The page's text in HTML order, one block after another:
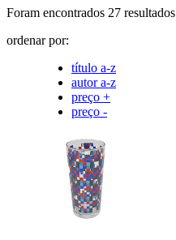
Foram encontrados 27 resultados
ordenar por:
título a-z
autor a-z
preço +
preço -